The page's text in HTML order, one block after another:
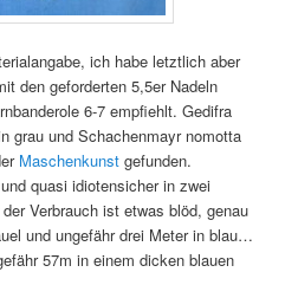
ich habe letztlich aber
den geforderten 5,5er Nadeln
6-7 empfiehlt. Gedifra
grau und Schachenmayr nomotta
Maschenkunst gefunden.
quasi idiotensicher in zwei
Verbrauch ist etwas blöd, genau
und ungefähr drei Meter in blau…
57m in einem dicken blauen